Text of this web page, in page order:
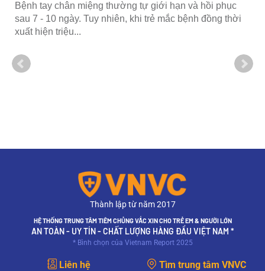
Bệnh tay chân miệng thường tự giới hạn và hồi phục
sau 7 - 10 ngày. Tuy nhiên, khi trẻ mắc bệnh đồng thời
xuất hiện triệu...
Thành lập từ năm 2017
HỆ THỐNG TRUNG TÂM TIÊM CHỦNG VẮC XIN CHO TRẺ EM & NGƯỜI LỚN
AN TOÀN - UY TÍN - CHẤT LƯỢNG HÀNG ĐẦU VIỆT NAM *
* Bình chọn của Vietnam Report 2025
Liên hệ
Tìm trung tâm VNVC